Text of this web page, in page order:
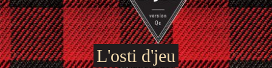
L'osti d'jeu